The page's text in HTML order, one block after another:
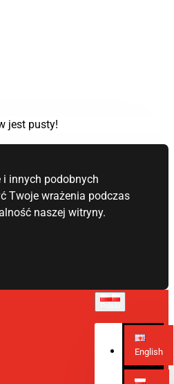
jest pusty!
innych podobnych
Twoje wrażenia podczas
naszej witryny.
English